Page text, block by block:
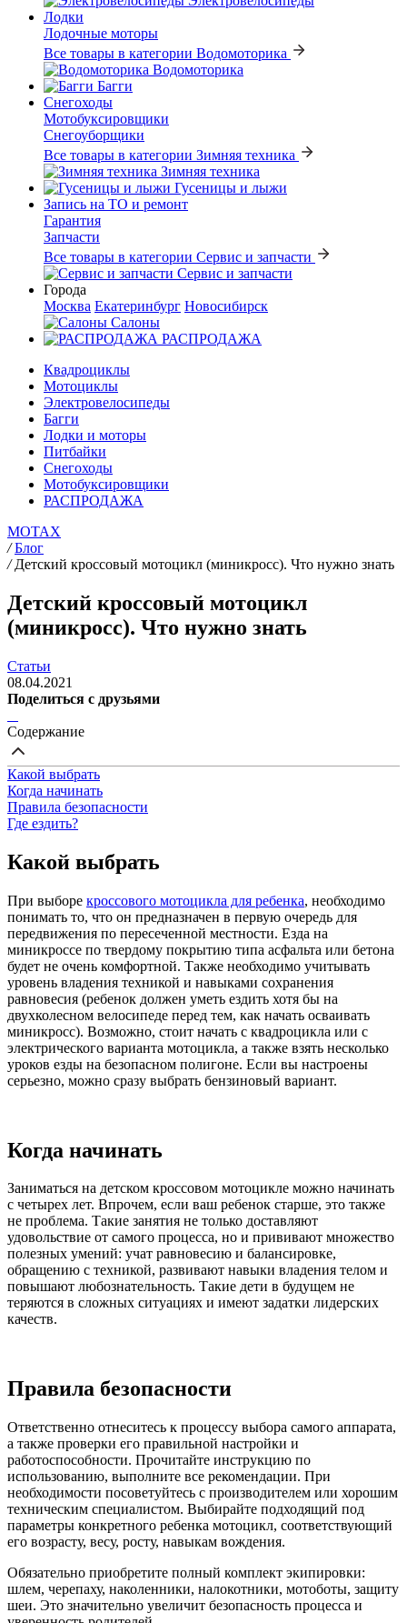
Лодки
Лодочные моторы
Все товары в категории Водомоторика
Водомоторика
Багги
Снегоходы
Мотобуксировщики
Снегоуборщики
Все товары в категории Зимняя техника
Зимняя техника
Гусеницы и лыжи
Запись на ТО и ремонт
Гарантия
Запчасти
Все товары в категории Сервис и запчасти
Сервис и запчасти
Города
Москва Екатеринбург Новосибирск
Салоны
РАСПРОДАЖА
Квадроциклы
Мотоциклы
Электровелосипеды
Багги
Лодки и моторы
Питбайки
Снегоходы
Мотобуксировщики
РАСПРОДАЖА
MOTAX
/ Блог
/ Детский кроссовый мотоцикл (миникросс). Что нужно знать
Детский кроссовый мотоцикл
(миникросс). Что нужно знать
Статьи
08.04.2021
Поделиться с друзьями
Содержание
Какой выбрать
Когда начинать
Правила безопасности
Где ездить?
Какой выбрать
При выборе кроссового мотоцикла для ребенка, необходимо
понимать то, что он предназначен в первую очередь для
передвижения по пересеченной местности. Езда на
миникроссе по твердому покрытию типа асфальта или бетона
будет не очень комфортной. Также необходимо учитывать
уровень владения техникой и навыками сохранения
равновесия (ребенок должен уметь ездить хотя бы на
двухколесном велосипеде перед тем, как начать осваивать
миникросс). Возможно, стоит начать с квадроцикла или с
электрического варианта мотоцикла, а также взять несколько
уроков езды на безопасном полигоне. Если вы настроены
серьезно, можно сразу выбрать бензиновый вариант.
Когда начинать
Заниматься на детском кроссовом мотоцикле можно начинать
с четырех лет. Впрочем, если ваш ребенок старше, это также
не проблема. Такие занятия не только доставляют
удовольствие от самого процесса, но и прививают множество
полезных умений: учат равновесию и балансировке,
обращению с техникой, развивают навыки владения телом и
повышают любознательность. Такие дети в будущем не
теряются в сложных ситуациях и имеют задатки лидерских
качеств.
Правила безопасности
Ответственно отнеситесь к процессу выбора самого аппарата,
а также проверки его правильной настройки и
работоспособности. Прочитайте инструкцию по
использованию, выполните все рекомендации. При
необходимости посоветуйтесь с производителем или хорошим
техническим специалистом. Выбирайте подходящий под
параметры конкретного ребенка мотоцикл, соответствующий
его возрасту, весу, росту, навыкам вождения.
Обязательно приобретите полный комплект экипировки:
шлем, черепаху, наколенники, налокотники, мотоботы, защиту
шеи. Это значительно увеличит безопасность процесса и